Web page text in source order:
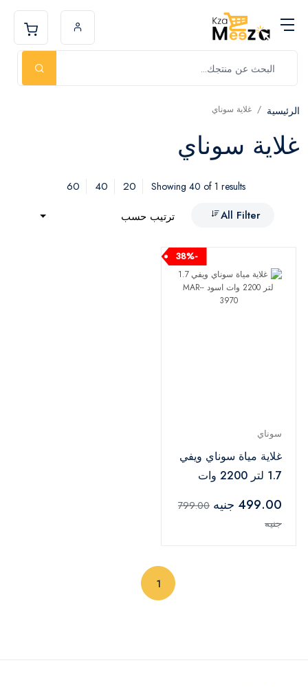
الرئيسية غلاية سوناي
غلاية سوناي
Showing 40 of 1 results
20
40
60
All Filter
ترتيب حسب
-38%
سوناي
غلاية مياة سوناي ويفي
1.7 لتر 2200 وات
499.00 جنيه
799.00
جنيه
1